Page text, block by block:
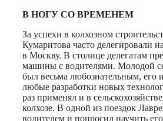
В НОГУ СО ВРЕМЕНЕМ
За успехи в колхозном
Кумаритова часто делегировали
в Москву. В столице делегатам
машины с водителями. Молодой
был весьма любознательным, его
любые разработки новых
раз применял и в
колхозе. В одной из поездок
водителем и попросил научить